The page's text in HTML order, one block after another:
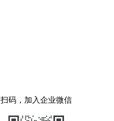
扫码，加入企业微信